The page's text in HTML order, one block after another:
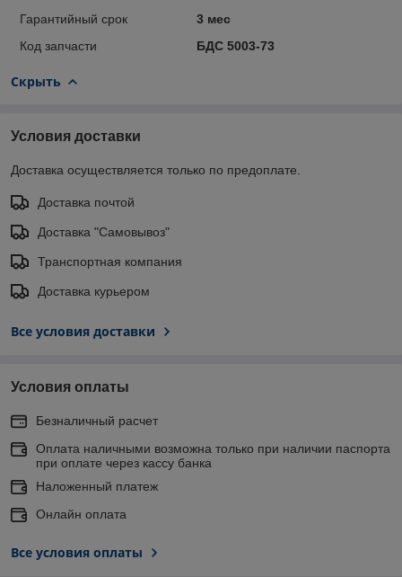
Гарантийный срок
3 мес
Код запчасти
БДС 5003-73
Скрыть
Условия доставки
Доставка осуществляется только по предоплате.
Доставка почтой
Доставка "Самовывоз"
Транспортная компания
Доставка курьером
Все условия доставки
Условия оплаты
Безналичный расчет
Оплата наличными возможна только при наличии паспорта
при оплате через кассу банка
Наложенный платеж
Онлайн оплата
Все условия оплаты